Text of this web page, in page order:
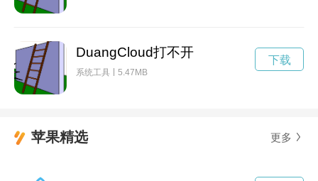
DuangCloud打不开
系统工具 5.47MB
下载
苹果精选 更多